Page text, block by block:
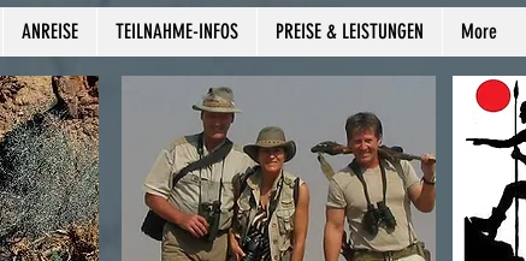
ANREISE TEILNAHME-INFOS PREISE & LEISTUNGEN More